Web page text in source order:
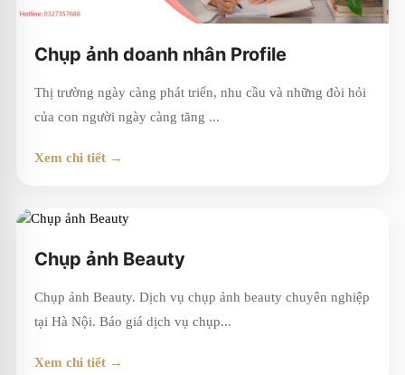
Chụp ảnh doanh nhân Profile
Thị trường ngày càng phát triển, nhu cầu và những đòi hỏi
của con người ngày càng tăng ...
Xem chi tiết →
Chụp ảnh Beauty
Chụp ảnh Beauty. Dịch vụ chụp ảnh beauty chuyên nghiệp
tại Hà Nội. Báo giá dịch vụ chụp...
Xem chi tiết →